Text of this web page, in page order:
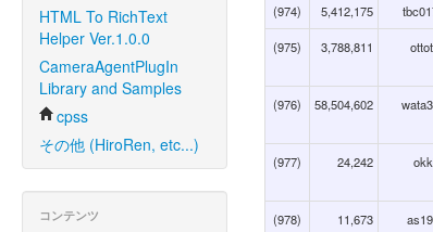
HTML To RichText
Helper Ver.1.0.0
CameraAgentPlugIn
Library and Samples
cpss
その他 (HiroRen, etc...)
コンテンツ
(974) 5,412,175
(975) 3,788,811
(976) 58,504,602
(977) 24,242
(978) 11,673